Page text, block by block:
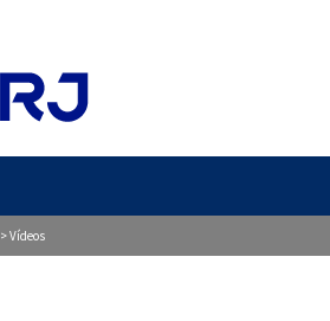
>Vídeos